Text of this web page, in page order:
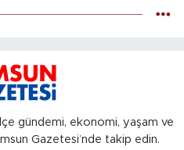
gündemi, ekonomi, yaşam ve
Gazetesi’nde takip edin.